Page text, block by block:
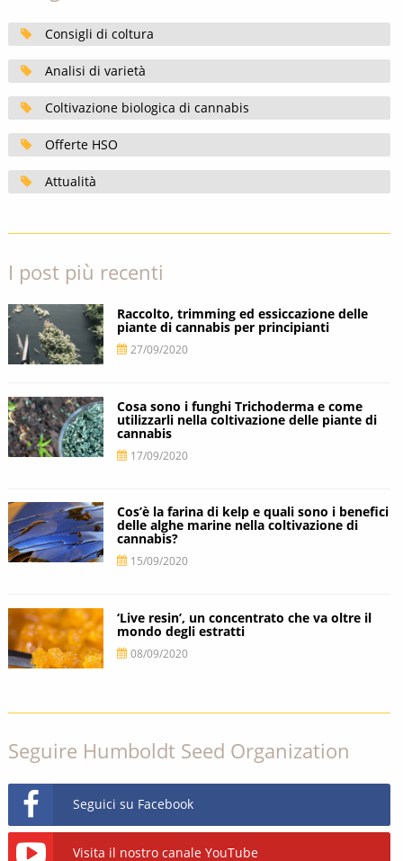
Consigli di coltura
Analisi di varietà
Coltivazione biologica di cannabis
Offerte HSO
Attualità
I post più recenti
Raccolto, trimming ed essiccazione delle
piante di cannabis per principianti
27/09/2020
Cosa sono i funghi Trichoderma e come
utilizzarli nella coltivazione delle piante di
cannabis
17/09/2020
Cos’è la farina di kelp e quali sono i benefici
delle alghe marine nella coltivazione di
cannabis?
15/09/2020
‘Live resin’, un concentrato che va oltre il
mondo degli estratti
08/09/2020
Seguire Humboldt Seed Organization
Seguici su Facebook
Visita il nostro canale YouTube